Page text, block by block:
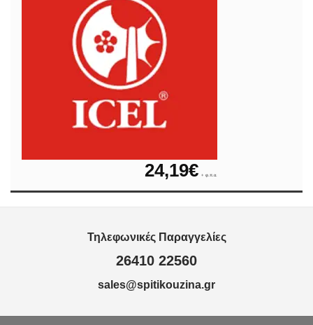
24,19€ + φ.π.α.
Τηλεφωνικές Παραγγελίες
26410 22560
sales@spitikouzina.gr